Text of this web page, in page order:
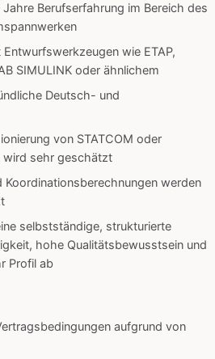
Berufserfahrung im Bereich des
wie ETAP,
SIMULINK oder ähnlichem
Deutsch- und
von STATCOM oder
wird sehr geschätzt
Koordinationsberechnungen werden
selbstständige, strukturierte
hohe Qualitätsbewusstsein und
Profil ab
aufgrund von